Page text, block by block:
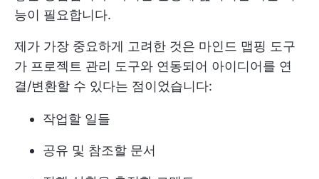
능이 필요합니다.
제가 가장 중요하게 고려한 것은 마인드 맵핑 도구
가 프로젝트 관리 도구와 연동되어 아이디어를 연
결/변환할 수 있다는 점이었습니다:
작업할 일들
공유 및 참조할 문서